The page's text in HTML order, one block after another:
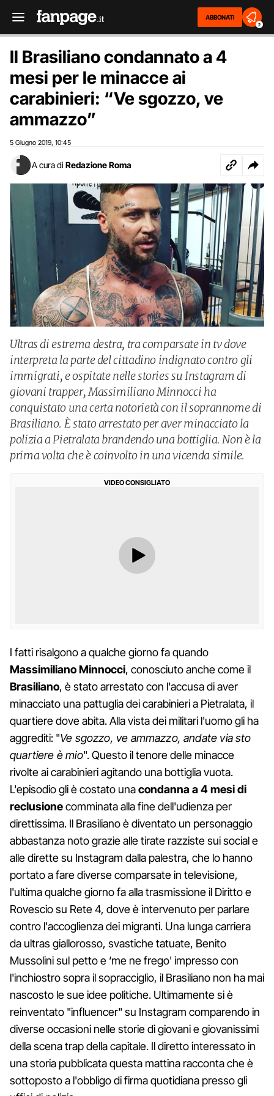
ABBONATI
2
Il Brasiliano condannato a 4
mesi per le minacce ai
carabinieri: “Ve sgozzo, ve
ammazzo”
5 Giugno 2019 10:45
A cura di Redazione Roma
Ultras di estrema destra, tra comparsate in tv dove
interpreta la parte del cittadino indignato contro gli
immigrati, e ospitate nelle stories su Instagram di
giovani trapper, Massimiliano Minnocci ha
conquistato una certa notorietà con il soprannome di
Brasiliano. È stato arrestato per aver minacciato la
polizia a Pietralata brandendo una bottiglia. Non è la
prima volta che è coinvolto in una vicenda simile.
VIDEO CONSIGLIATO
I fatti risalgono a qualche giorno fa quando
Massimiliano Minnocci, conosciuto anche come il
Brasiliano, è stato arrestato con l'accusa di aver
minacciato una pattuglia dei carabinieri a Pietralata, il
quartiere dove abita. Alla vista dei militari l'uomo gli ha
aggrediti: "Ve sgozzo, ve ammazzo, andate via sto
quartiere è mio". Questo il tenore delle minacce
rivolte ai carabinieri agitando una bottiglia vuota.
L'episodio gli è costato unacondanna a 4 mesi di
reclusionecomminata alla fine dell'udienza per
direttissima. Il Brasiliano è diventato un personaggio
abbastanza noto grazie alle tirate razziste sui social e
alle dirette su Instagram dalla palestra, che lo hanno
portato a fare diverse comparsate in televisione,
l'ultima qualche giorno fa alla trasmissione il Diritto e
Rovescio su Rete 4, dove è intervenuto per parlare
contro l'accoglienza dei migranti. Una lunga carriera
da ultras giallorosso, svastiche tatuate, Benito
Mussolini sul petto e ‘me ne frego' impresso con
l'inchiostro sopra il sopracciglio, il Brasiliano non ha mai
nascosto le sue idee politiche. Ultimamente si è
reinventato "influencer" su Instagram comparendo in
diverse occasioni nelle storie di giovani e giovanissimi
della scena trap della capitale. Il diretto interessato in
una storia pubblicata questa mattina racconta che è
sottoposto a l'obbligo di firma quotidiana presso gli